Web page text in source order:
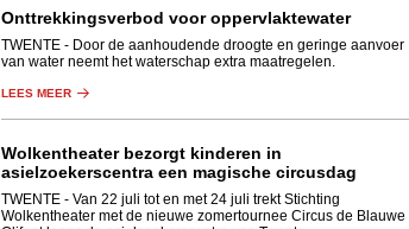
Onttrekkingsverbod voor oppervlaktewater
TWENTE - Door de aanhoudende droogte en geringe aanvoer
van water neemt het waterschap extra maatregelen.
LEES MEER
Wolkentheater bezorgt kinderen in
asielzoekerscentra een magische circusdag
TWENTE - Van 22 juli tot en met 24 juli trekt Stichting
Wolkentheater met de nieuwe zomertournee Circus de Blauwe